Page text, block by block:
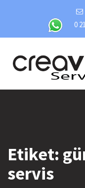
0
Etiket:
servis